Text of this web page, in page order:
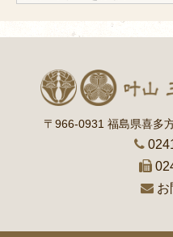
ゴ
〒966-0931 福島県喜多
お